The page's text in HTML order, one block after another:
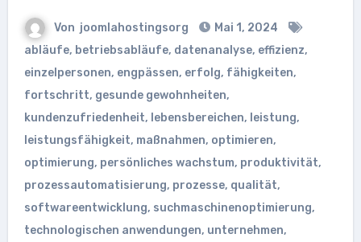
Von joomlahostingsorg
Mai 1, 2024
abläufe, betriebsabläufe, datenanalyse, effizienz,
einzelpersonen, engpässen, erfolg, fähigkeiten,
fortschritt, gesunde gewohnheiten,
kundenzufriedenheit, lebensbereichen, leistung,
leistungsfähigkeit, maßnahmen, optimieren,
optimierung, persönliches wachstum, produktivität,
prozessautomatisierung, prozesse, qualität,
softwareentwicklung, suchmaschinenoptimierung,
technologischen anwendungen, unternehmen,